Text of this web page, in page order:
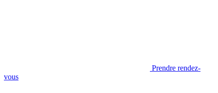
Prendre rendez-
vous